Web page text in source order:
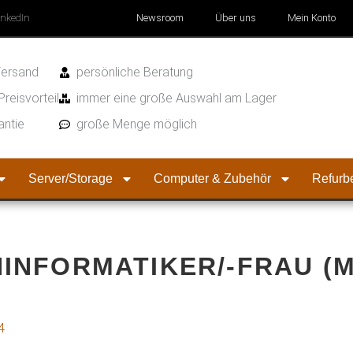
Newsroom Über uns Mein Konto
persönliche Beratung
immer eine große Auswahl am Lager
große Menge möglich
Server/Storage Computer & Zubehör
FRAU